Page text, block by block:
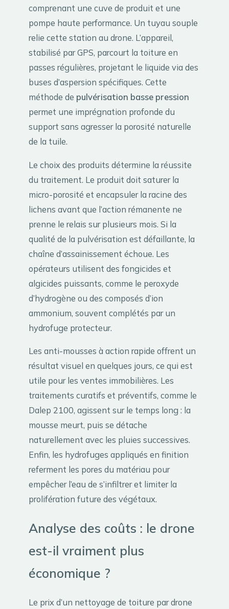
comprenant une cuve de produit et une
pompe haute performance. Un tuyau souple
relie cette station au drone. L’appareil,
stabilisé par GPS, parcourt la toiture en
passes régulières, projetant le liquide via des
buses d’aspersion spécifiques. Cette
méthode de pulvérisation basse pression
permet une imprégnation profonde du
support sans agresser la porosité naturelle
de la tuile.
Le choix des produits détermine la réussite
du traitement. Le produit doit saturer la
micro-porosité et encapsuler la racine des
lichens avant que l’action rémanente ne
prenne le relais sur plusieurs mois. Si la
qualité de la pulvérisation est défaillante, la
chaîne d’assainissement échoue. Les
opérateurs utilisent des fongicides et
algicides puissants, comme le peroxyde
d’hydrogène ou des composés d’ion
ammonium, souvent complétés par un
hydrofuge protecteur.
Les anti-mousses à action rapide offrent un
résultat visuel en quelques jours, ce qui est
utile pour les ventes immobilières. Les
traitements curatifs et préventifs, comme le
Dalep 2100, agissent sur le temps long : la
mousse meurt, puis se détache
naturellement avec les pluies successives.
Enfin, les hydrofuges appliqués en finition
referment les pores du matériau pour
empêcher l’eau de s’infiltrer et limiter la
prolifération future des végétaux.
Analyse des coûts : le drone
est-il vraiment plus
économique ?
Le prix d’un nettoyage de toiture par drone